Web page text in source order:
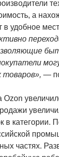
а
удобное
товаров», —
категории.
частях.